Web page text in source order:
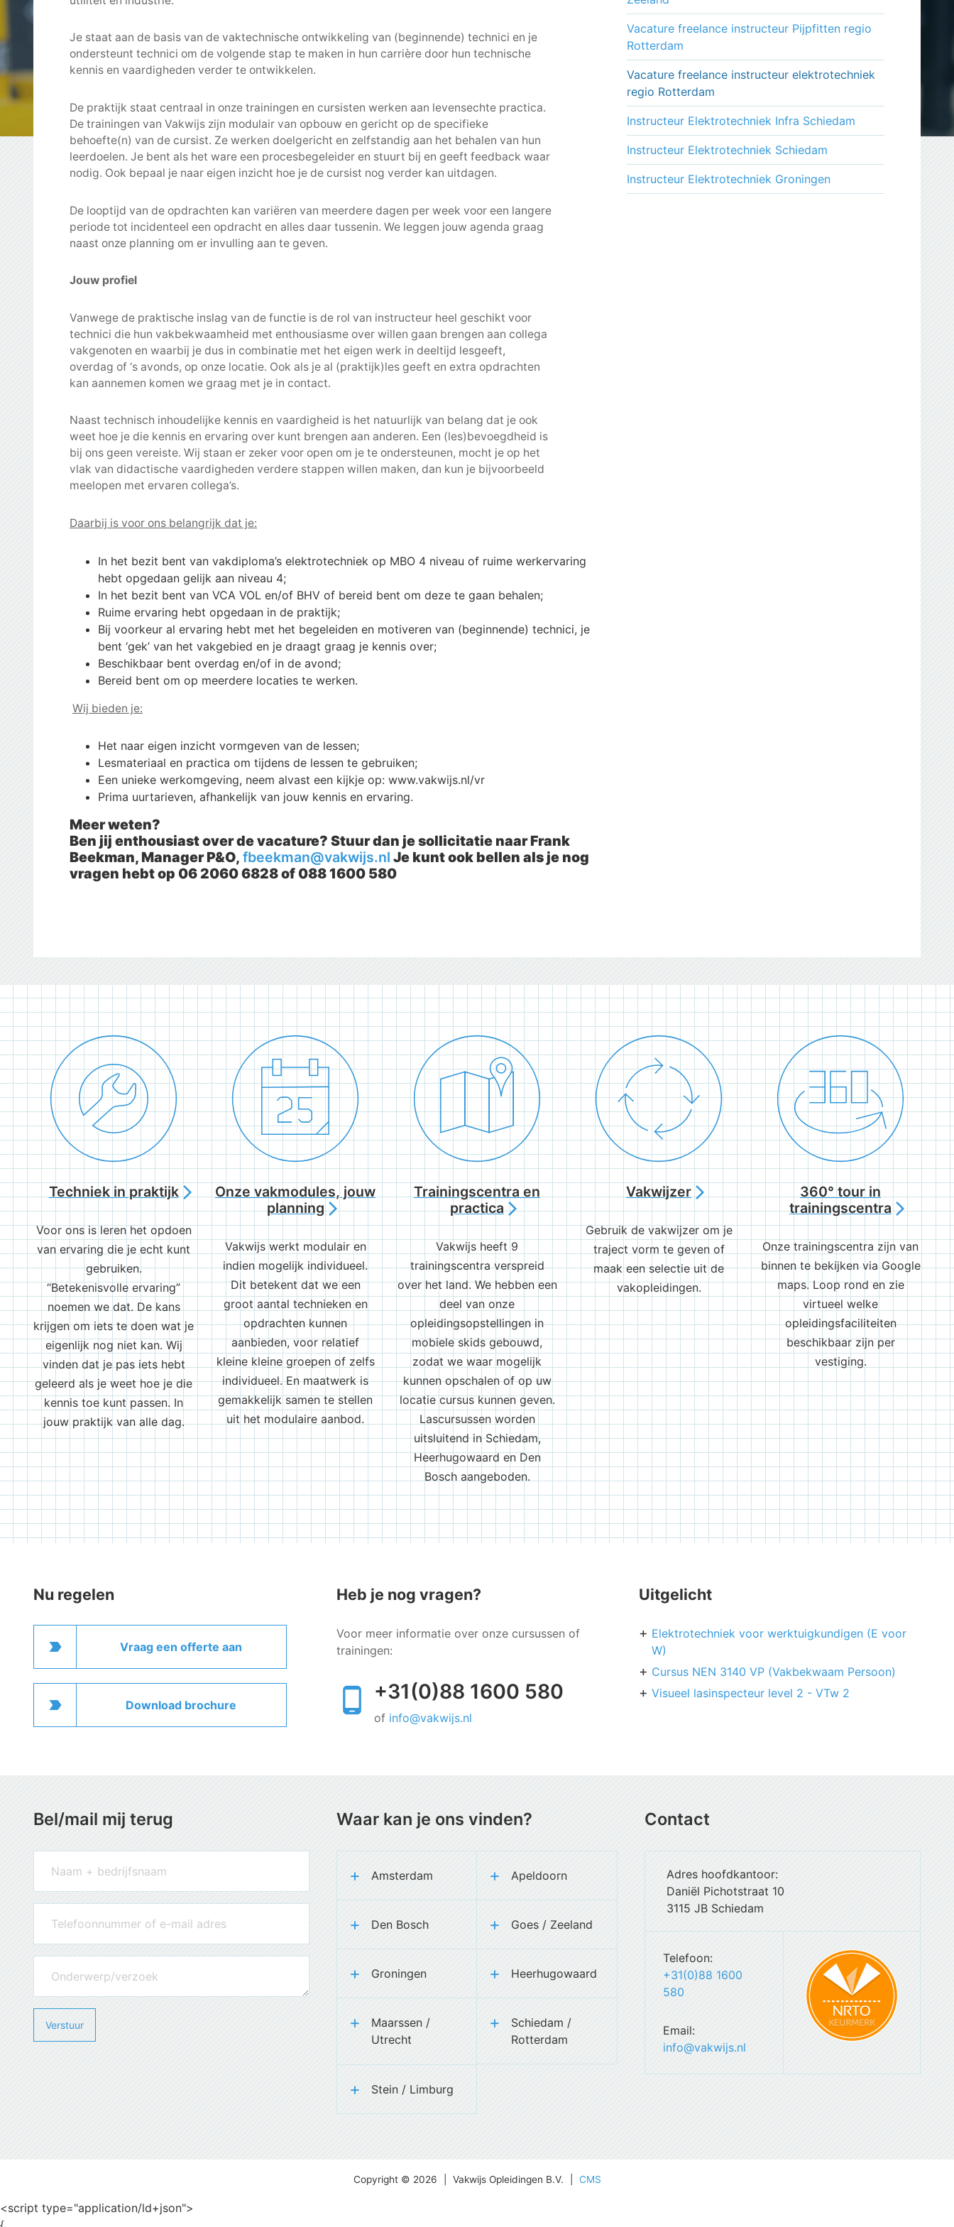
Je staat aan de basis van de vaktechnische ontwikkeling van (beginnende) technici en je
ondersteunt technici om de volgende stap te maken in hun carrière door hun technische
kennis en vaardigheden verder te ontwikkelen.
De praktijk staat centraal in onze trainingen en cursisten werken aan levensechte practica.
De trainingen van Vakwijs zijn modulair van opbouw en gericht op de specifieke
behoefte(n) van de cursist. Ze werken doelgericht en zelfstandig aan het behalen van hun
leerdoelen. Je bent als het ware een procesbegeleider en stuurt bij en geeft feedback waar
nodig. Ook bepaal je naar eigen inzicht hoe je de cursist nog verder kan uitdagen.
De looptijd van de opdrachten kan variëren van meerdere dagen per week voor een langere
periode tot incidenteel een opdracht en alles daar tussenin. We leggen jouw agenda graag
naast onze planning om er invulling aan te geven.
Jouw profiel
Vanwege de praktische inslag van de functie is de rol van instructeur heel geschikt voor
technici die hun vakbekwaamheid met enthousiasme over willen gaan brengen aan collega
vakgenoten en waarbij je dus in combinatie met het eigen werk in deeltijd lesgeeft,
overdag of ‘s avonds, op onze locatie. Ook als je al (praktijk)les geeft en extra opdrachten
kan aannemen komen we graag met je in contact.
Naast technisch inhoudelijke kennis en vaardigheid is het natuurlijk van belang dat je ook
weet hoe je die kennis en ervaring over kunt brengen aan anderen. Een (les)bevoegdheid is
bij ons geen vereiste. Wij staan er zeker voor open om je te ondersteunen, mocht je op het
vlak van didactische vaardigheden verdere stappen willen maken, dan kun je bijvoorbeeld
meelopen met ervaren collega’s.
Daarbij is voor ons belangrijk dat je:
In het bezit bent van vakdiploma’s elektrotechniek op MBO 4 niveau of ruime werkervaring
hebt opgedaan gelijk aan niveau 4;
In het bezit bent van VCA VOL en/of BHV of bereid bent om deze te gaan behalen;
Ruime ervaring hebt opgedaan in de praktijk;
Bij voorkeur al ervaring hebt met het begeleiden en motiveren van (beginnende) technici, je
bent ‘gek’ van het vakgebied en je draagt graag je kennis over;
Beschikbaar bent overdag en/of in de avond;
Bereid bent om op meerdere locaties te werken.
Wij bieden je:
Het naar eigen inzicht vormgeven van de lessen;
Lesmateriaal en practica om tijdens de lessen te gebruiken;
Een unieke werkomgeving, neem alvast een kijkje op: www.vakwijs.nl/vr
Prima uurtarieven, afhankelijk van jouw kennis en ervaring.
Meer weten?
Ben jij enthousiast over de vacature? Stuur dan je sollicitatie naar Frank
Beekman, Manager P&O, fbeekman@vakwijs.nl Je kunt ook bellen als je nog
vragen hebt op 06 2060 6828 of 088 1600 580
Vacature freelance instructeur Pijpfitten regio
Rotterdam
Vacature freelance instructeur elektrotechniek
regio Rotterdam
Instructeur Elektrotechniek Infra Schiedam
Instructeur Elektrotechniek Schiedam
Instructeur Elektrotechniek Groningen
Techniek in praktijkarrow_forward_ios
Voor ons is leren het opdoen
van ervaring die je echt kunt
gebruiken.
“Betekenisvolle ervaring”
noemen we dat. De kans
krijgen om iets te doen wat je
eigenlijk nog niet kan. Wij
vinden dat je pas iets hebt
geleerd als je weet hoe je die
kennis toe kunt passen. In
jouw praktijk van alle dag.
Onze vakmodules, jouw
planningarrow_forward_ios
Vakwijs werkt modulair en
indien mogelijk individueel.
Dit betekent dat we een
groot aantal technieken en
opdrachten kunnen
aanbieden, voor relatief
kleine kleine groepen of zelfs
individueel. En maatwerk is
gemakkelijk samen te stellen
uit het modulaire aanbod.
Trainingscentra en
practicaarrow_forward_ios
Vakwijs heeft 9
trainingscentra verspreid
over het land. We hebben een
deel van onze
opleidingsopstellingen in
mobiele skids gebouwd,
zodat we waar mogelijk
kunnen opschalen of op uw
locatie cursus kunnen geven.
Lascursussen worden
uitsluitend in Schiedam,
Heerhugowaard en Den
Bosch aangeboden.
Vakwijzer arrow_forward_ios
Gebruik de vakwijzer om je
traject vorm te geven of
maak een selectie uit de
vakopleidingen.
360° tour in
trainingscentraarrow_forward_ios
Onze trainingscentra zijn van
binnen te bekijken via Google
maps. Loop rond en zie
virtueel welke
opleidingsfaciliteiten
beschikbaar zijn per
vestiging.
Nu regelen
label_important Vraag een offerte aan
label_important Download brochure
Heb je nog vragen?
Voor meer informatie over onze cursussen of
trainingen:
+31(0)88 1600 580
of info@vakwijs.nl
Uitgelicht
Elektrotechniek voor werktuigkundigen (E voor
W)
Cursus NEN 3140 VP (Vakbekwaam Persoon)
Visueel lasinspecteur level 2 - VTw 2
Bel/mail mij terug Waar kan je ons vinden?
Amsterdam Apeldoorn
Den Bosch Goes / Zeeland
Groningen Heerhugowaard
Maarssen /
Utrecht
Schiedam /
Rotterdam
Stein / Limburg
Contact
Adres hoofdkantoor:
Daniël Pichotstraat 10
3115 JB Schiedam
Telefoon:
+31(0)88 1600
580
Email:
info@vakwijs.nl
Copyright © 2026 Vakwijs Opleidingen B.V. CMS
<script type="application/ld+json">